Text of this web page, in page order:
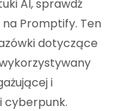
AI, sprawdź
na Promptify. Ten
dotyczące
i
cyberpunk.